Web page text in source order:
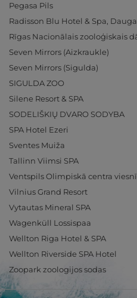
Pegasa Pils
Radisson Blu Hotel & Spa,
Rīgas Nacionālais zooloģiskais
Seven Mirrors (Aizkraukle)
Seven Mirrors (Sigulda)
SIGULDA ZOO
Silene Resort & SPA
SODELIŠKIŲ DVARO SODYBA
SPA Hotel Ezeri
Sventes Muiža
Tallinn Viimsi SPA
Ventspils Olimpiskā centra
Vilnius Grand Resort
Vytautas Mineral SPA
Wagenküll Lossispaa
Wellton Riga Hotel & SPA
Wellton Riverside SPA Hotel
Zoopark zoologijos sodas